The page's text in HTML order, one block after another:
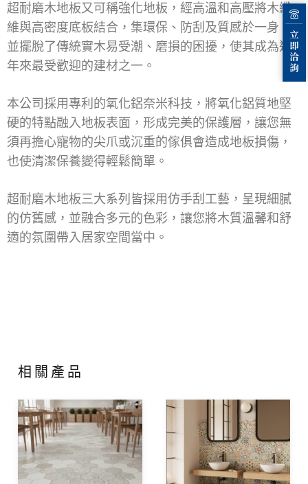
超耐磨木地板又可稱強化地板，經高溫和高壓將木纖
維與高密度底板結合，集環保、防刮及質感於一身，
並擺脫了傳統實木易受潮、磨損的困擾，使其成為近
年來最受歡迎的建材之一。
本公司採用專利的氧化鋁奈米科技，將氧化鋁質地堅
硬的特點融入地板表面，形成完美的保護層，讓您無
須再擔心寵物的尖爪或沉重的傢俱會造成地板損傷，
也使清潔保養變得輕鬆簡單。
超耐磨木地板三大系列皆採用仿手刮工藝，呈現細膩
的仿舊感，並融合多元的色彩，讓您將木質溫馨和舒
適的氛圍帶入居家空間當中。
相關產品